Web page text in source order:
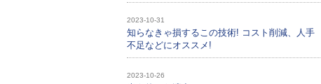
2023-10-31
知らなきゃ損するこの技術! コスト削減、人手
不足などにオススメ!
2023-10-26